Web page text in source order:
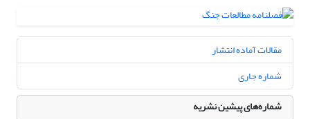
مقالات آماده انتشار
شماره جاری
شماره‌های پیشین نشریه